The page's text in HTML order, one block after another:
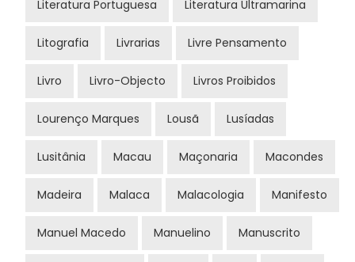
Literatura Portuguesa Literatura Ultramarina
Litografia Livrarias Livre Pensamento
Livro Livro-Objecto Livros Proibidos
Lourenço Marques Lousã Lusíadas
Lusitânia Macau Maçonaria Macondes
Madeira Malaca Malacologia Manifesto
Manuel Macedo Manuelino Manuscrito